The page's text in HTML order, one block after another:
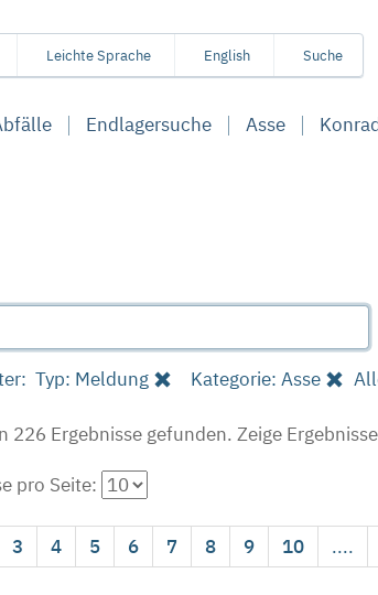
Leichte Sprache English Suche
Endlagersuche Asse
Typ: Meldung Kategorie: Asse
226 Ergebnisse gefunden. Zeige
pro Seite:
3 4 5 6 7 8 9 10 ....